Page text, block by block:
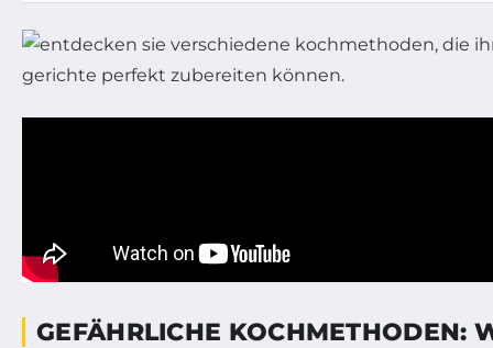
GEFÄHRLICHE KOCHMETHODEN: